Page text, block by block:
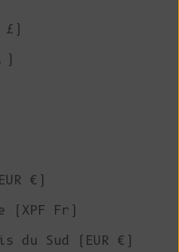
£)
€)
(XPF Fr)
du Sud (EUR €)